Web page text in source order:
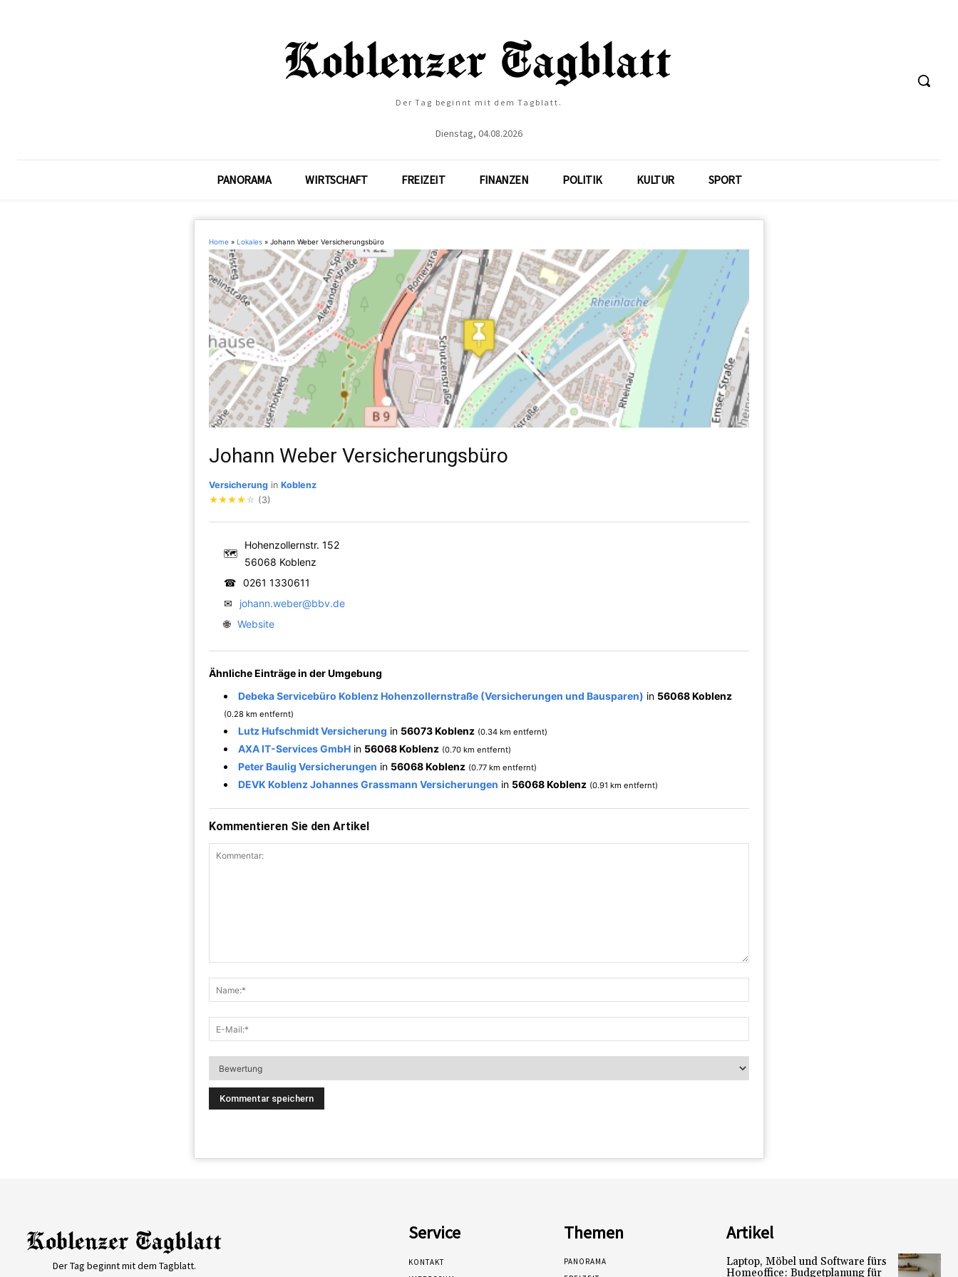
Der Tag beginnt mit dem Tagblatt.
Dienstag, 04.08.2026
PANORAMA WIRTSCHAFT FREIZEIT FINANZEN POLITIK KULTUR SPORT
Home » Lokales » Johann Weber Versicherungsbüro
Johann Weber Versicherungsbüro
Versicherung in Koblenz
★★★★ ☆ (3)
🗺
Hohenzollernstr. 152
56068 Koblenz
☎ 0261 1330611
✉
johann.weber@bbv.de
🌐 Website
Ähnliche Einträge in der Umgebung
Debeka Servicebüro Koblenz Hohenzollernstraße (Versicherungen und Bausparen) in 56068 Koblenz
(0.28 km entfernt)
Lutz Hufschmidt Versicherung in 56073 Koblenz (0.34 km entfernt)
AXA IT-Services GmbH in 56068 Koblenz (0.70 km entfernt)
Peter Baulig Versicherungen in 56068 Koblenz (0.77 km entfernt)
DEVK Koblenz Johannes Grassmann Versicherungen in 56068 Koblenz (0.91 km entfernt)
Kommentieren Sie den Artikel
Der Tag beginnt mit dem Tagblatt.
Service
KONTAKT
Themen
PANORAMA
Artikel
Laptop, Möbel und Software fürs
Homeoffice: Budgetplanung für